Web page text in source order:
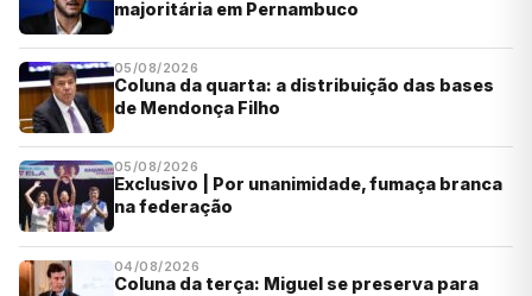
majoritária em Pernambuco
05/08/2026
Coluna da quarta: a distribuição das bases
de Mendonça Filho
05/08/2026
Exclusivo | Por unanimidade, fumaça branca
na federação
04/08/2026
Coluna da terça: Miguel se preserva para